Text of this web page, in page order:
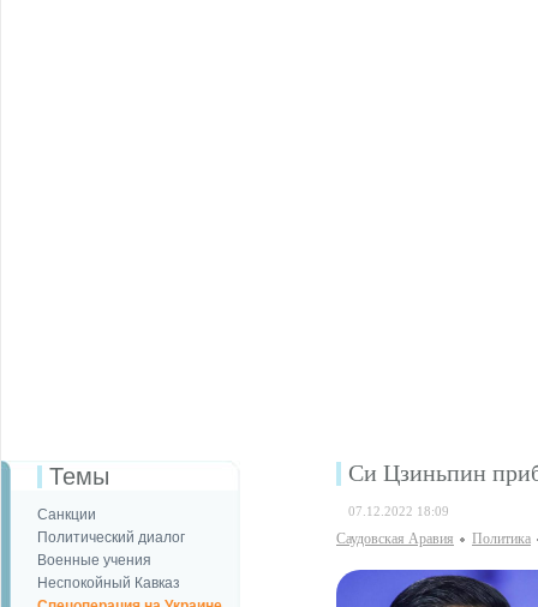
Темы
Санкции
Политический диалог
Военные учения
Неспокойный Кавказ
Си Цзиньпин
07.12.2022 18:09
Саудовская Аравия Политика